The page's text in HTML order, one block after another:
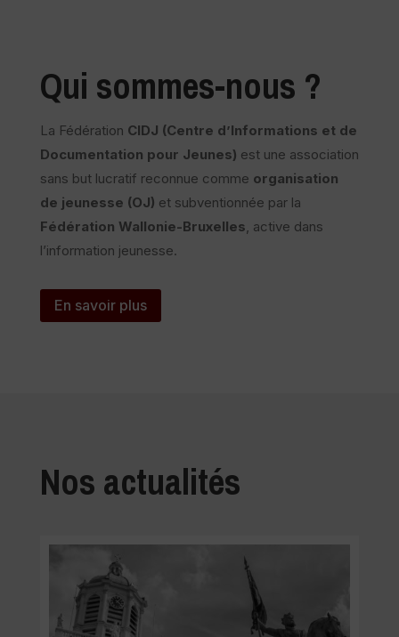
Qui sommes-nous ?
La Fédération CIDJ (Centre d’Informations et de
Documentation pour Jeunes) est une association
sans but lucratif reconnue comme organisation
de jeunesse (OJ) et subventionnée par la
Fédération Wallonie-Bruxelles, active dans
l’information jeunesse.
En savoir plus
Nos actualités